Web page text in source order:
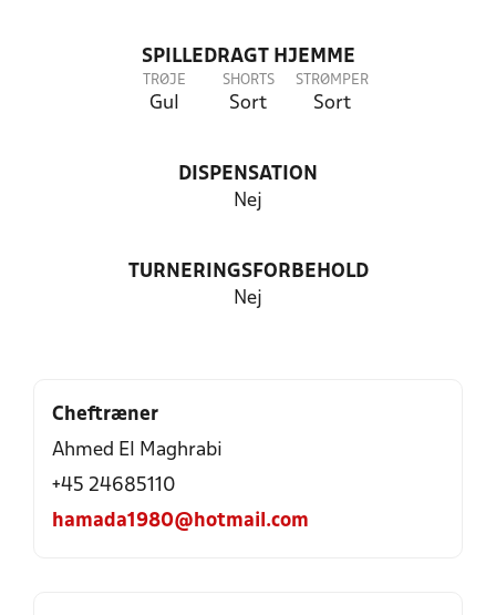
SPILLEDRAGT HJEMME
TRØJE
Gul
SHORTS
Sort
STRØMPER
Sort
DISPENSATION
Nej
TURNERINGSFORBEHOLD
Nej
Cheftræner
Ahmed El Maghrabi
+45 24685110
hamada1980@hotmail.com